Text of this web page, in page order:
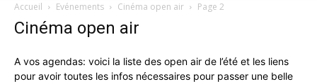
Accueil Evénements Cinéma open air Page 2
Cinéma open air
A vos agendas: voici la liste des open air de l’été et les liens
pour avoir toutes les infos nécessaires pour passer une belle